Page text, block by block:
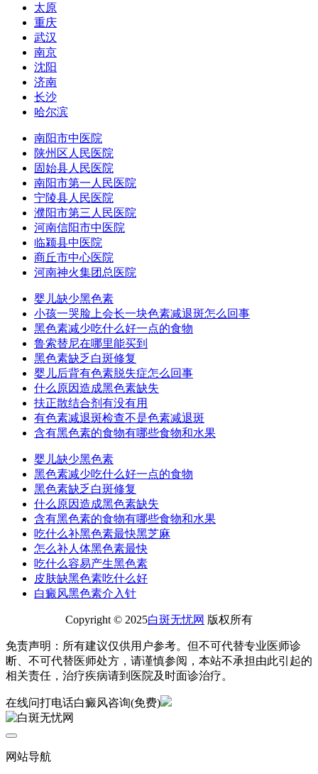
太原
重庆
武汉
南京
沈阳
济南
长沙
哈尔滨
南阳市中医院
陕州区人民医院
固始县人民医院
南阳市第一人民医院
宁陵县人民医院
濮阳市第三人民医院
河南信阳市中医院
临颍县中医院
商丘市中心医院
河南神火集团总医院
婴儿缺少黑色素
小孩一哭脸上会长一块色素减退斑怎么回事
黑色素减少吃什么好一点的食物
鲁索替尼在哪里能买到
黑色素缺乏白斑修复
婴儿后背有色素脱失症怎么回事
什么原因造成黑色素缺失
扶正散结合剂有没有用
有色素减退斑检查不是色素减退斑
含有黑色素的食物有哪些食物和水果
婴儿缺少黑色素
黑色素减少吃什么好一点的食物
黑色素缺乏白斑修复
什么原因造成黑色素缺失
含有黑色素的食物有哪些食物和水果
吃什么补黑色素最快黑芝麻
怎么补人体黑色素最快
吃什么容易产生黑色素
皮肤缺黑色素吃什么好
白癜风黑色素介入针
Copyright © 2025白斑无忧网 版权所有
免责声明：所有建议仅供用户参考。但不可代替专业医师诊
断、不可代替医师处方，请谨慎参阅，本站不承担由此引起的
相关责任，治疗疾病请到医院及时面诊治疗。
在线问打电话白癜风咨询(免费)
网站导航